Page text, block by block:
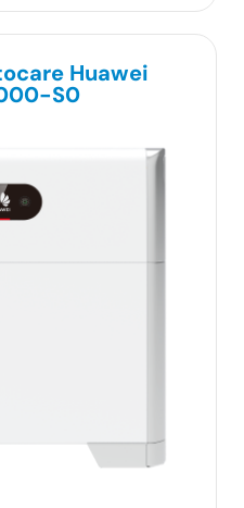
Huawei
S0